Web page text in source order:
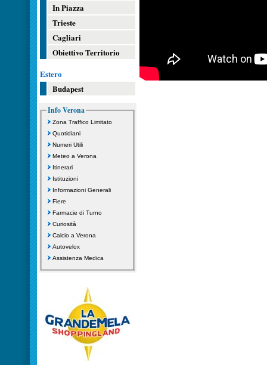
In Piazza
Trieste
Cagliari
Obiettivo Territorio
Estero
Budapest
Info Verona
Zona Traffico Limitato
Quotidiani
Numeri Utili
Meteo a Verona
Itinerari
Istituzioni
Informazioni Generali
Fiere
Farmacie di Turno
Curiosità
Calcio a Verona
Autovelox
Assistenza Medica